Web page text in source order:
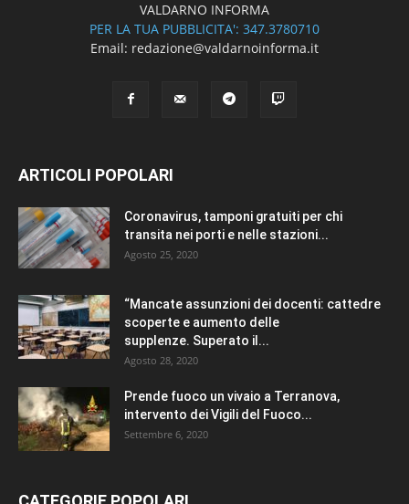
VALDARNO INFORMA
PER LA TUA PUBBLICITA': 347.3780710
Email: redazione@valdarnoinforma.it
ARTICOLI POPOLARI
Coronavirus, tamponi gratuiti per chi
transita nei porti e nelle stazioni...
Agosto 25, 2020
“Mancate assunzioni dei docenti: cattedre
scoperte e aumento delle
supplenze. Superato il...
Agosto 28, 2020
Prende fuoco un vivaio a Terranova,
intervento dei Vigili del Fuoco...
Settembre 6, 2020